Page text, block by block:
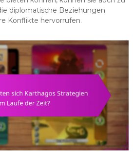
diplomatische Beziehungen
Konflikte hervorrufen.